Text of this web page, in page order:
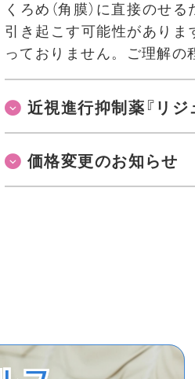
くろめ（角膜）に直接のせ
引き起こす可能性があり
っておりません。ご理解の
近視進行抑制薬『リ
価格変更のお知らせ